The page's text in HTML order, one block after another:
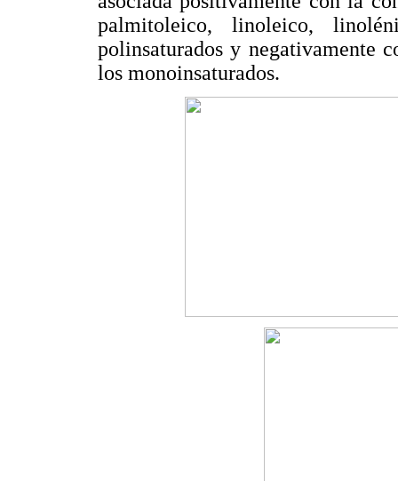
palmitoleico, linoleico,
polinsaturados y negativamente
los monoinsaturados.